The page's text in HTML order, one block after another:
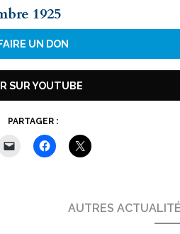
1925
UN DON
SUR YOUTUBE
PARTAGER :
AUTRES